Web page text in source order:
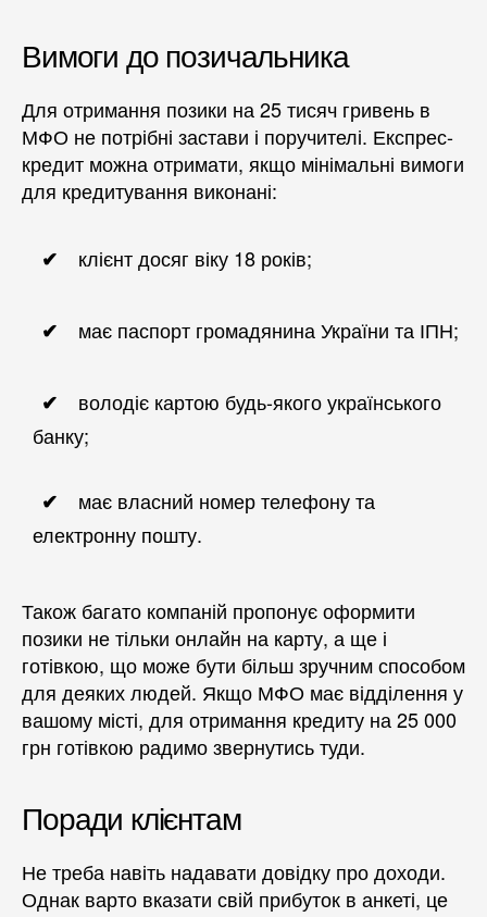
Вимоги до позичальника
Для отримання позики на 25 тисяч гривень в
МФО не потрібні застави і поручителі. Експрес-
кредит можна отримати, якщо мінімальні вимоги
для кредитування виконані:
клієнт досяг віку 18 років;
має паспорт громадянина України та ІПН;
володіє картою будь-якого українського
банку;
має власний номер телефону та
електронну пошту.
Також багато компаній пропонує оформити
позики не тільки онлайн на карту, а ще і
готівкою, що може бути більш зручним способом
для деяких людей. Якщо МФО має відділення у
вашому місті, для отримання кредиту на 25 000
грн готівкою радимо звернутись туди.
Поради клієнтам
Не треба навіть надавати довідку про доходи.
Однак варто вказати свій прибуток в анкеті, це